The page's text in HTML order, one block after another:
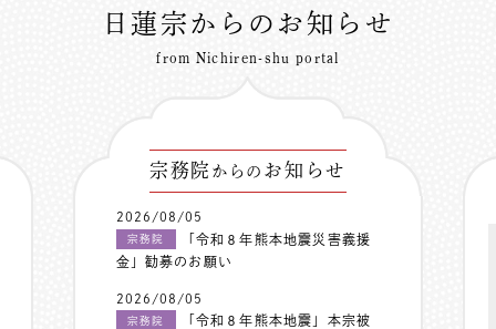
日蓮宗からのお知らせ
from Nichiren-shu portal
宗務院 からの お知らせ
2026/08/05
宗務院
「令和８年熊本地震災害義援
金」勧募のお願い
2026/08/05
宗務院
「令和８年熊本地震」本宗被